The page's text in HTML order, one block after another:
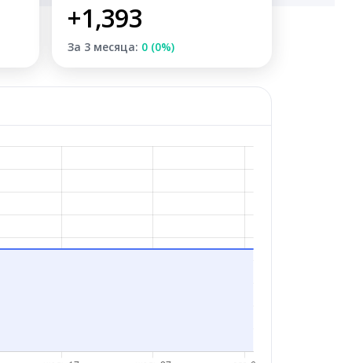
+1,393
За 3 месяца: 0 (0%)